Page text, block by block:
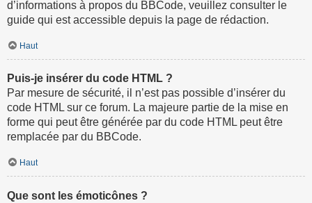
d’informations à propos du BBCode, veuillez consulter le
guide qui est accessible depuis la page de rédaction.
Haut
Puis-je insérer du code HTML ?
Par mesure de sécurité, il n’est pas possible d’insérer du
code HTML sur ce forum. La majeure partie de la mise en
forme qui peut être générée par du code HTML peut être
remplacée par du BBCode.
Haut
Que sont les émoticônes ?